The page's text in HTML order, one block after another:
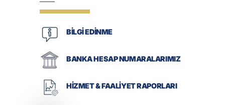
BİLGİ EDİNME
BANKA HESAP NUMARALARIMIZ
HİZMET & FAALİYET RAPORLARI